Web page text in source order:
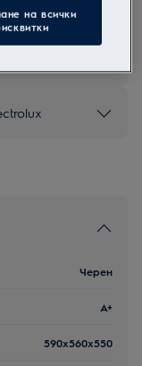
за
988 са
за потребителя.
Черен
A+
590x560x550
на всички